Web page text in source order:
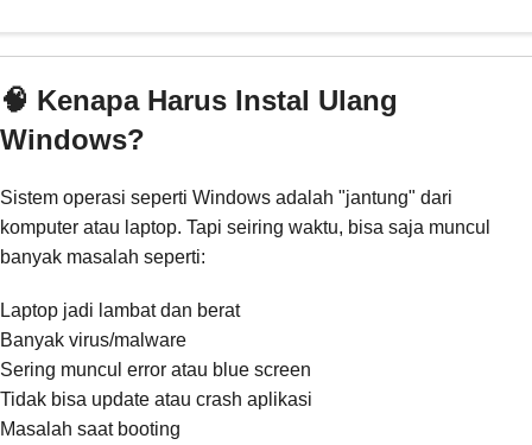
🧠 Kenapa Harus Instal Ulang
Windows?
Sistem operasi seperti Windows adalah "jantung" dari
komputer atau laptop. Tapi seiring waktu, bisa saja muncul
banyak masalah seperti:
Laptop jadi lambat dan berat
Banyak virus/malware
Sering muncul error atau blue screen
Tidak bisa update atau crash aplikasi
Masalah saat booting